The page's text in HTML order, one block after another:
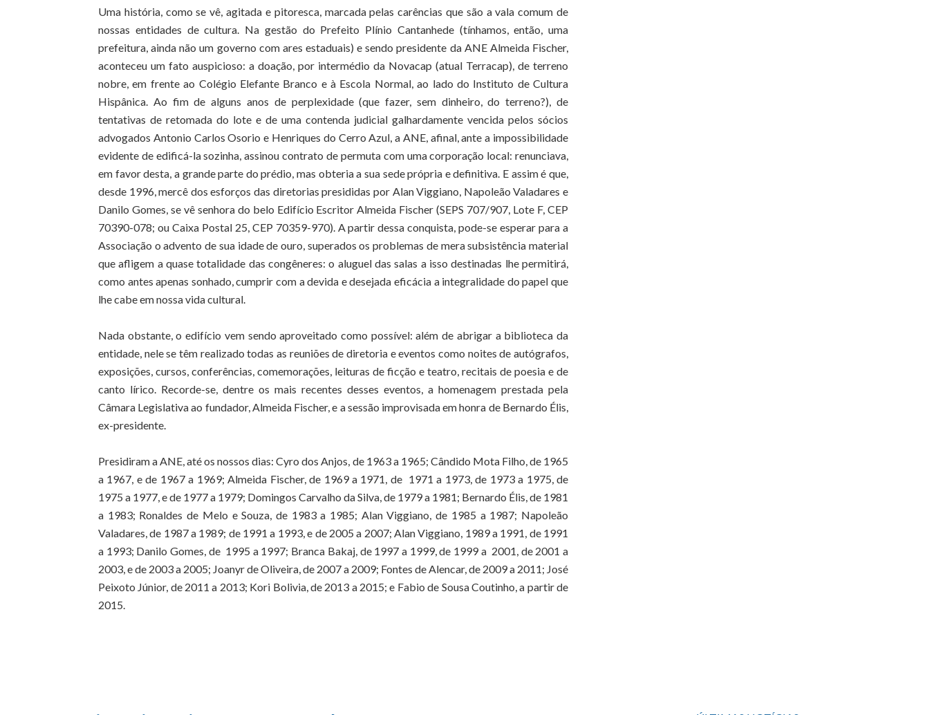
Uma história, como se vê, agitada e pitoresca, marcada pelas carências que são a vala comum de
nossas entidades de cultura. Na gestão do Prefeito Plínio Cantanhede (tínhamos, então, uma
prefeitura, ainda não um governo com ares estaduais) e sendo presidente da ANE Almeida Fischer,
aconteceu um fato auspicioso: a doação, por intermédio da Novacap (atual Terracap), de terreno
nobre, em frente ao Colégio Elefante Branco e à Escola Normal, ao lado do Instituto de Cultura
Hispânica. Ao fim de alguns anos de perplexidade (que fazer, sem dinheiro, do terreno?), de
tentativas de retomada do lote e de uma contenda judicial galhardamente vencida pelos sócios
advogados Antonio Carlos Osorio e Henriques do Cerro Azul, a ANE, afinal, ante a impossibilidade
evidente de edificá-la sozinha, assinou contrato de permuta com uma corporação local: renunciava,
em favor desta, a grande parte do prédio, mas obteria a sua sede própria e definitiva. E assim é que,
desde 1996, mercê dos esforços das diretorias presididas por Alan Viggiano, Napoleão Valadares e
Danilo Gomes, se vê senhora do belo Edifício Escritor Almeida Fischer (SEPS 707/907, Lote F, CEP
70390-078; ou Caixa Postal 25, CEP 70359-970). A partir dessa conquista, pode-se esperar para a
Associação o advento de sua idade de ouro, superados os problemas de mera subsistência material
que afligem a quase totalidade das congêneres: o aluguel das salas a isso destinadas lhe permitirá,
como antes apenas sonhado, cumprir com a devida e desejada eficácia a integralidade do papel que
lhe cabe em nossa vida cultural.
Nada obstante, o edifício vem sendo aproveitado como possível: além de abrigar a biblioteca da
entidade, nele se têm realizado todas as reuniões de diretoria e eventos como noites de autógrafos,
exposições, cursos, conferências, comemorações, leituras de ficção e teatro, recitais de poesia e de
canto lírico. Recorde-se, dentre os mais recentes desses eventos, a homenagem prestada pela
Câmara Legislativa ao fundador, Almeida Fischer, e a sessão improvisada em honra de Bernardo Élis,
ex-presidente.
Presidiram a ANE, até os nossos dias: Cyro dos Anjos, de 1963 a 1965; Cândido Mota Filho, de 1965
a 1967, e de 1967 a 1969; Almeida Fischer, de 1969 a 1971, de 1971 a 1973, de 1973 a 1975, de
1975 a 1977, e de 1977 a 1979; Domingos Carvalho da Silva, de 1979 a 1981; Bernardo Élis, de 1981
a 1983; Ronaldes de Melo e Souza, de 1983 a 1985; Alan Viggiano, de 1985 a 1987; Napoleão
Valadares, de 1987 a 1989; de 1991 a 1993, e de 2005 a 2007; Alan Viggiano, 1989 a 1991, de 1991
a 1993; Danilo Gomes, de 1995 a 1997; Branca Bakaj, de 1997 a 1999, de 1999 a 2001, de 2001 a
2003, e de 2003 a 2005; Joanyr de Oliveira, de 2007 a 2009; Fontes de Alencar, de 2009 a 2011; José
Peixoto Júnior, de 2011 a 2013; Kori Bolivia, de 2013 a 2015; e Fabio de Sousa Coutinho, a partir de
2015.